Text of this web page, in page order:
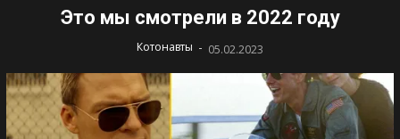
Это мы смотрели в 2022 году
Котонавты - 05.02.2023